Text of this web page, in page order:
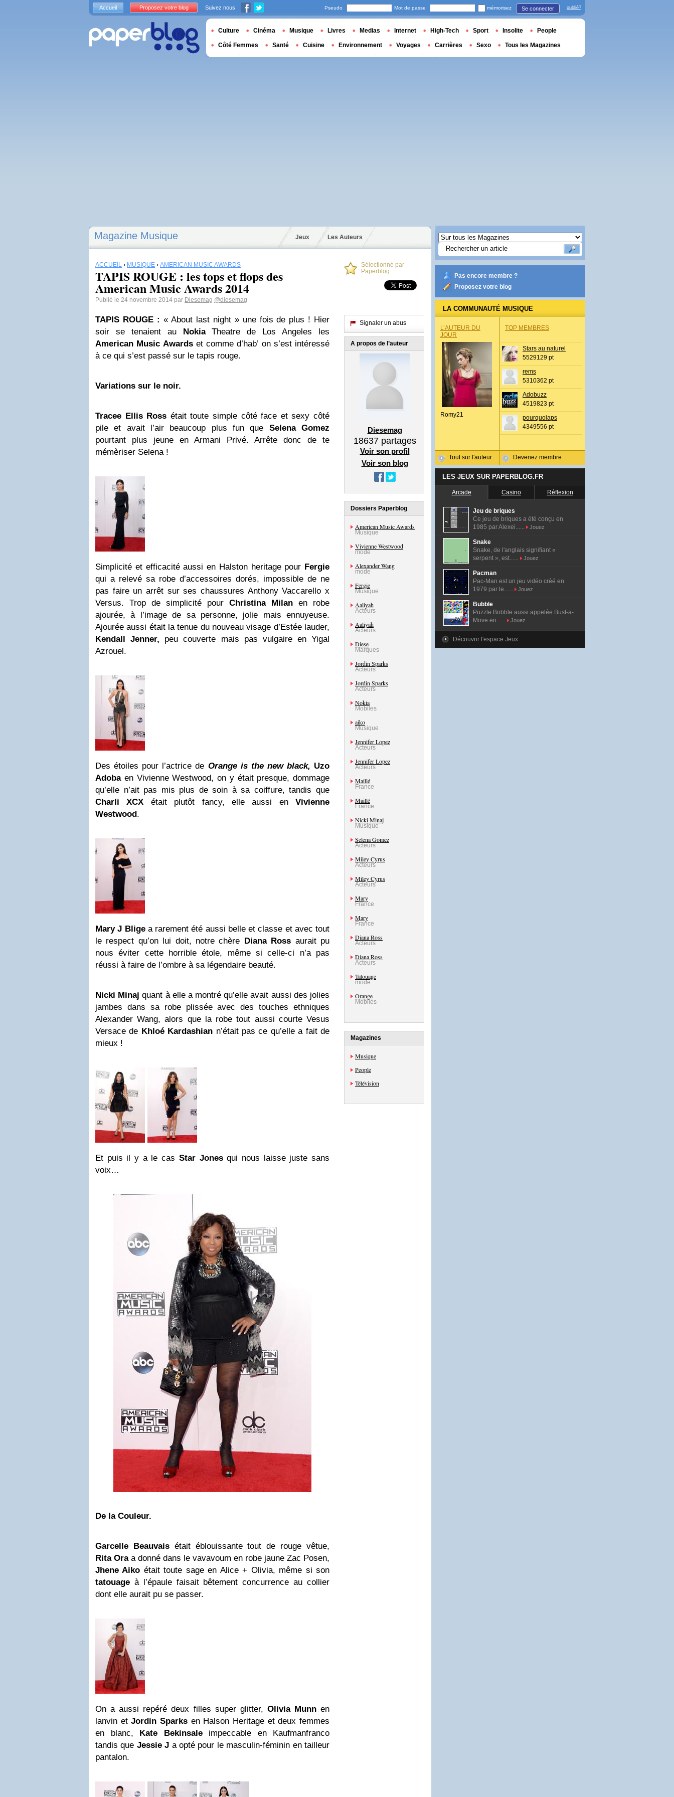
Magazine Musique Jeux Les Auteurs
ACCUEIL › MUSIQUE › AMERICAN MUSIC AWARDS
TAPIS ROUGE : les tops et flops des
American Music Awards 2014
Publié le 24 novembre 2014 par Diesemag @diesemag
TAPIS ROUGE : « About last night » une fois de plus ! Hier
soir se tenaient au NokiaTheatre de Los Angeles les
American Music Awardset comme d’hab’ on s’est intéressé
à ce qui s’est passé sur le tapis rouge.
Variations sur le noir.
Tracee Ellis Ross était toute simple côté face et sexy côté
pile et avait l’air beaucoup plus fun que Selena Gomez
pourtant plus jeune en Armani Privé. Arrête donc de te
mémèriser Selena !
Simplicité et efficacité aussi en Halston heritage pour Fergie
qui a relevé sa robe d’accessoires dorés, impossible de ne
pas faire un arrêt sur ses chaussures Anthony Vaccarello x
Versus. Trop de simplicité pour Christina Milan en robe
ajourée, à l’image de sa personne, jolie mais ennuyeuse.
Ajourée aussi était la tenue du nouveau visage d’Estée lauder,
Kendall Jenner, peu couverte mais pas vulgaire en Yigal
Azrouel.
Des étoiles pour l’actrice de Orangeis the new black, Uzo
Adobaen Vivienne Westwood, on y était presque, dommage
qu’elle n’ait pas mis plus de soin à sa coiffure, tandis que
Charli XCX était plutôt fancy, elle aussi en Vivienne
Westwood.
MaryJ Bligea rarement été aussi belle et classe et avec tout
le respect qu’on lui doit, notre chère Diana Ross aurait pu
nous éviter cette horrible étole, même si celle-ci n’a pas
réussi à faire de l’ombre à sa légendaire beauté.
Nicki Minaj quant à elle a montré qu’elle avait aussi des jolies
jambes dans sa robe plissée avec des touches ethniques
Alexander Wang, alors que la robe tout aussi courte Vesus
Versace de Khloé Kardashian n’était pas ce qu’elle a fait de
mieux !
Et puis il y a le cas Star Jonesqui nous laisse juste sans
voix…
De la Couleur.
Garcelle Beauvaisétait éblouissante tout de rouge vêtue,
Rita Oraa donné dans le vavavoum en robe jaune Zac Posen,
Jhene Aiko était toute sage en Alice + Olivia, même si son
tatouage à l’épaule faisait bêtement concurrence au collier
dont elle aurait pu se passer.
On a aussi repéré deux filles super glitter, Olivia Munnen
lanvin etJordin Sparks en Halson Heritage et deux femmes
en blanc, Kate Bekinsaleimpeccable en Kaufmanfranco
tandis que Jessie J a opté pour le masculin-féminin en tailleur
pantalon.
Sélectionné par
Paperblog
Signaler un abus
A propos de l’auteur
Diesemag
18637partages
Voir son profil
Voir son blog
Dossiers Paperblog
American Music Awards
Musique
Vivienne Westwood
mode
Alexander Wang
mode
Fergie
Musique
Aaliyah
Acteurs
Aaliyah
Acteurs
Diese
Marques
Jordin Sparks
Acteurs
Jordin Sparks
Acteurs
Nokia
Mobiles
aiko
Musique
Jennifer Lopez
Acteurs
Jennifer Lopez
Acteurs
Maillé
France
Maillé
France
Nicki Minaj
Musique
Selena Gomez
Acteurs
Miley Cyrus
Acteurs
Miley Cyrus
Acteurs
Mary
France
Mary
France
Diana Ross
Acteurs
Diana Ross
Acteurs
Tatouage
mode
Orange
Mobiles
Magazines
Musique
People
Télévision
Pas encore membre ?
Proposez votre blog
LA COMMUNAUTÉ MUSIQUE
L’AUTEUR DU
JOUR
Romy21
Tout sur l'auteur
TOP MEMBRES
Stars au naturel
5529129 pt
rems
5310362 pt
Adobuzz
4519823 pt
pourquoiaps
4349556 pt
Devenez membre
LES JEUX SUR PAPERBLOG.FR
Arcade Casino Réflexion
Jeu de briques
Ce jeu de briques a été conçu en
1985 par Alexei......
Jouez
Snake
Snake, de l'anglais signifiant «
serpent », est......
Jouez
Pacman
Pac-Man est un jeu vidéo créé en
1979 par le......
Jouez
Bubble
Puzzle Bobble aussi appelée Bust-a-
Move en......
Jouez
Découvrir l'espace Jeux
Accueil Proposez votre blog Suivez nous Pseudo Mot de passe mémorisez Se connecter oublié?
Culture Cinéma Musique Livres Medias Internet High-Tech Sport Insolite People
Côté Femmes Santé Cuisine Environnement Voyages Carrières Sexo Tous les Magazines